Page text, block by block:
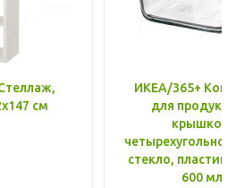
см
ИКЕА/365+
для
крышкой,
стекло, пластик
600 мл